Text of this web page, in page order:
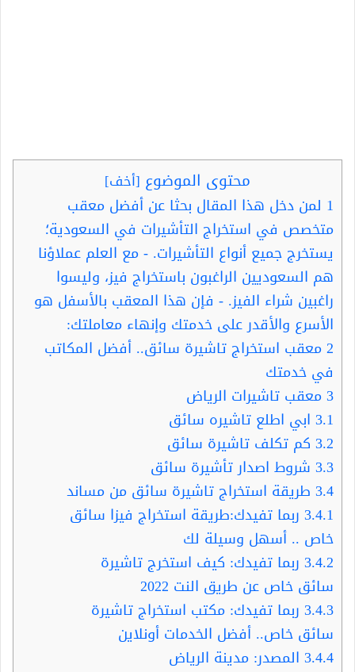
محتوى الموضوع [أخف]
1 لمن دخل هذا المقال بحثا عن أفضل معقب
متخصص في استخراج التأشيرات في السعودية؛
يستخرج جميع أنواع التأشيرات. - مع العلم عملاؤنا
هم السعوديين الراغبون باستخراج فيز، وليسوا
راغبين شراء الفيز. - فإن هذا المعقب بالأسفل هو
الأسرع والأقدر على خدمتك وإنهاء معاملتك:
2معقب استخراج تاشيرة سائق.. أفضل المكاتب
في خدمتك
3معقب تاشيرات الرياض
3.1 ابي اطلع تاشيره سائق
3.2 كم تكلف تاشيرة سائق
3.3 شروط اصدار تأشيرة سائق
3.4 طريقة استخراج تاشيرة سائق من مساند
3.4.1 ربما تفيدك:طريقة استخراج فيزا سائق
خاص .. أسهل وسيلة لك
3.4.2 ربما تفيدك: كيف استخرج تاشيرة
سائق خاص عن طريق النت 2022
3.4.3 ربما تفيدك: مكتب استخراج تاشيرة
سائق خاص.. أفضل الخدمات أونلاين
3.4.4 المصدر: مدينة الرياض